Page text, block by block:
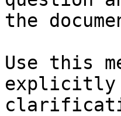
the
Use this
explicitly